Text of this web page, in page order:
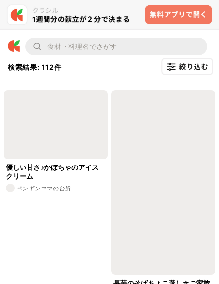
検索結果: 112件
優しい甘さ♪かぼちゃのアイス
クリーム
ペンギンママの台所